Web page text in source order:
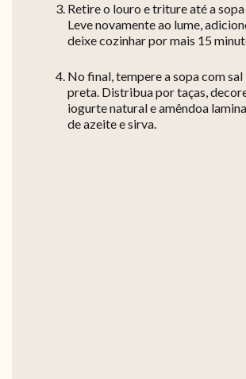
Retire o louro e triture até a
Leve novamente ao lume,
deixe cozinhar por mais 15
No final, tempere a sopa com
preta. Distribua por taças,
iogurte natural e amêndoa
de azeite e sirva.